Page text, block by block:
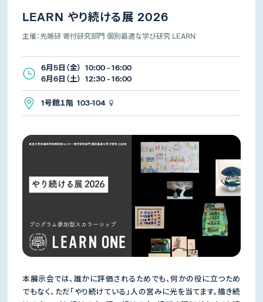
LEARN やり続ける展 2026
主催：先端研 寄付研究部門 個別最適な学び研究 LEARN
6月5日（金） 10:00 - 16:00
6月6日（土） 12:30 - 16:00
1号館１階 103-104
本展示会では、誰かに評価されるためでも、何かの役に立つため
でもなく、ただ「やり続けている」人の営みに光を当てます。描き続